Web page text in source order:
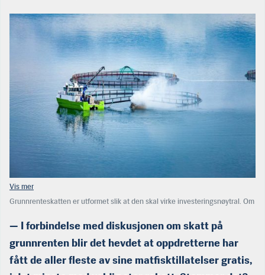
Grunnrenteskatten er utformet slik at den skal virke invester­ingsnøytral. Om
han det ikke.
— I forbindelse med diskusjonen om skatt på
grunnrenten blir det hevdet at oppdretterne har
fått de aller fleste av sine matfisktillatelser gratis,